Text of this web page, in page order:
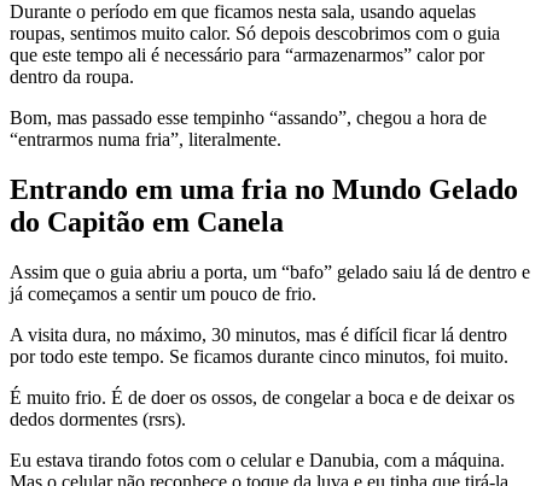
Durante o período em que ficamos nesta sala, usando aquelas
roupas, sentimos muito calor. Só depois descobrimos com o guia
que este tempo ali é necessário para “armazenarmos” calor por
dentro da roupa.
Bom, mas passado esse tempinho “assando”, chegou a hora de
“entrarmos numa fria”, literalmente.
Entrando em uma fria no Mundo Gelado
do Capitão em Canela
Assim que o guia abriu a porta, um “bafo” gelado saiu lá de dentro e
já começamos a sentir um pouco de frio.
A visita dura, no máximo, 30 minutos, mas é difícil ficar lá dentro
por todo este tempo. Se ficamos durante cinco minutos, foi muito.
É muito frio. É de doer os ossos, de congelar a boca e de deixar os
dedos dormentes (rsrs).
Eu estava tirando fotos com o celular e Danubia, com a máquina.
Mas o celular não reconhece o toque da luva e eu tinha que tirá-la